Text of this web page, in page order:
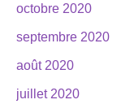
octobre 2020
septembre 2020
août 2020
juillet 2020